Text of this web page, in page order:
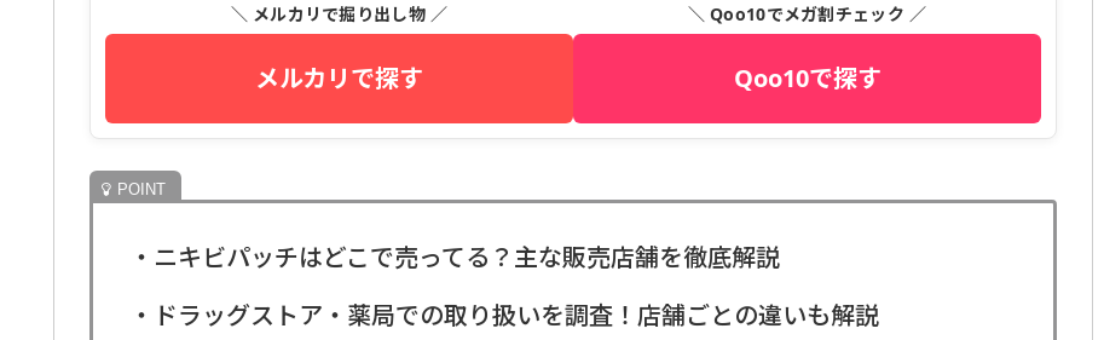
＼ メルカリで掘り出し物 ／
メルカリで探す
＼ Qoo10でメガ割チェック ／
Qoo10で探す
・ニキビパッチはどこで売ってる？主な販売店舗を徹底解説
・ドラッグストア・薬局での取り扱いを調査！店舗ごとの違いも解説